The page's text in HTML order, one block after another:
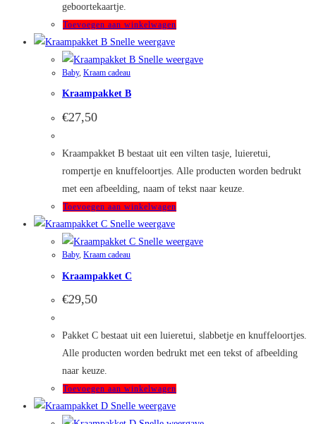
de
geboortekaartje.
Toevoegen aan winkelwagen
Snelle weergave
Snelle weergave
Baby, Kraam cadeau
Kraampakket B
€27,50
Kraampakket B bestaat uit een vilten tasje, luieretui,
rompertje en knuffeloortjes. Alle producten worden bedrukt
met een afbeelding, naam of tekst naar keuze.
Toevoegen aan winkelwagen
Snelle weergave
Snelle weergave
Baby, Kraam cadeau
Kraampakket C
€29,50
Pakket C bestaat uit een luieretui, slabbetje en knuffeloortjes.
Alle producten worden bedrukt met een tekst of afbeelding
naar keuze.
Toevoegen aan winkelwagen
Snelle weergave